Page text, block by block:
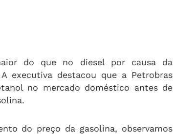
do que no diesel por causa da
executiva destacou que a Petrobras
no mercado doméstico antes de
do preço da gasolina, observamos